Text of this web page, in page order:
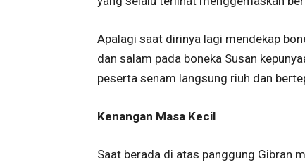
Apalagi saat dirinya lagi mendekap
dan salam pada boneka Susan
peserta senam langsung riuh dan
Kenangan Masa Kecil
Saat berada di atas panggung Gibran